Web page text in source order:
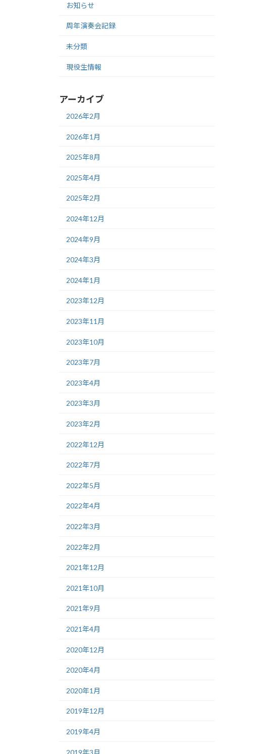
お知らせ
周年演奏会記録
未分類
現役生情報
アーカイブ
2026年2月
2026年1月
2025年8月
2025年4月
2025年2月
2024年12月
2024年9月
2024年3月
2024年1月
2023年12月
2023年11月
2023年10月
2023年7月
2023年4月
2023年3月
2023年2月
2022年12月
2022年7月
2022年5月
2022年4月
2022年3月
2022年2月
2021年12月
2021年10月
2021年9月
2021年4月
2020年12月
2020年4月
2020年1月
2019年12月
2019年4月
2019年3月